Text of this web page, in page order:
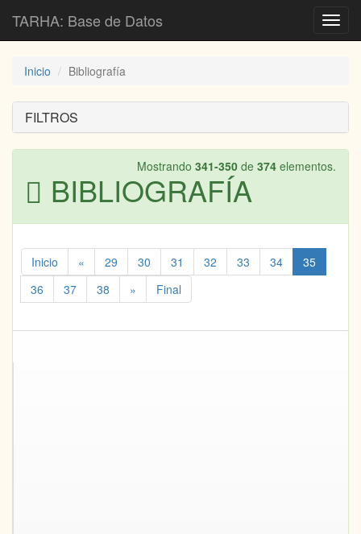
TARHA: Base de Datos
Inicio Bibliografía
FILTROS
Mostrando 341-350 de 374 elementos.
BIBLIOGRAFÍA
Inicio « 29 30 31 32 33 34
35
36
37 38 » Final